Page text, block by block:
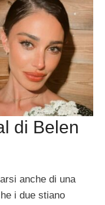
di Belen
anche di una
i due stiano